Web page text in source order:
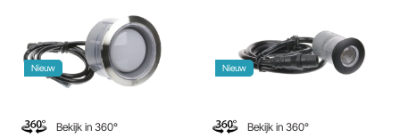
Bekijk in 360°
Nieuw
Bekijk in 360°
Nieuw